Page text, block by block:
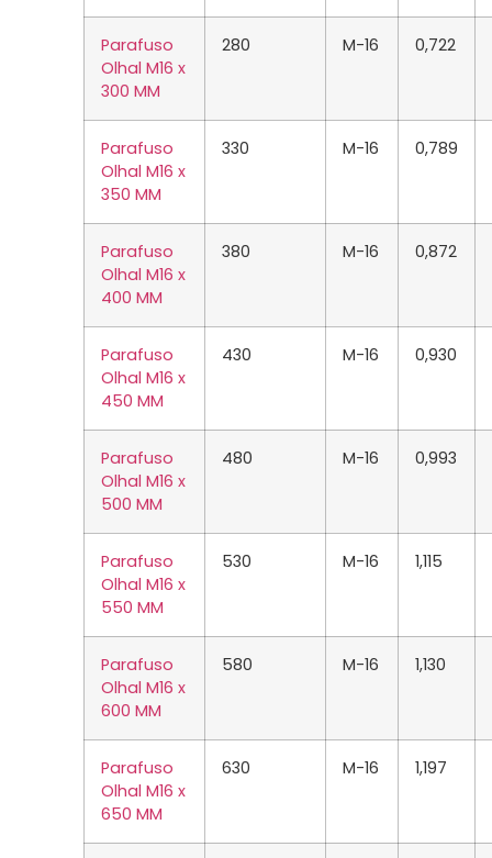
Parafuso
Olhal M16 x
300 MM
280 M-16 0,722
Parafuso
Olhal M16 x
350 MM
330 M-16 0,789
Parafuso
Olhal M16 x
400 MM
380 M-16 0,872
Parafuso
Olhal M16 x
450 MM
430 M-16 0,930
Parafuso
Olhal M16 x
500 MM
480 M-16 0,993
Parafuso
Olhal M16 x
550 MM
530 M-16 1,115
Parafuso
Olhal M16 x
600 MM
580 M-16 1,130
Parafuso
Olhal M16 x
650 MM
630 M-16 1,197